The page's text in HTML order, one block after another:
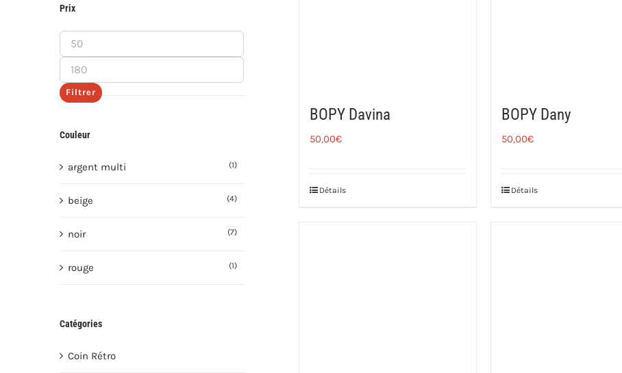
BOPY Davina
50,00€
Détails
BOPY Dany
50,00€
Détails
Prix
Prix
min
Prix
max
Filtrer
Couleur
argent multi (1)
beige (4)
noir (7)
rouge (1)
Catégories
Coin Rétro